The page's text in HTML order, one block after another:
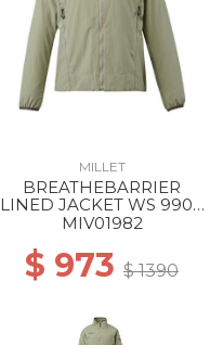
MILLET
BREATHEBARRIER
LINED JACKET WS 9904
DORITE
MIV01982
$ 973 $ 1390